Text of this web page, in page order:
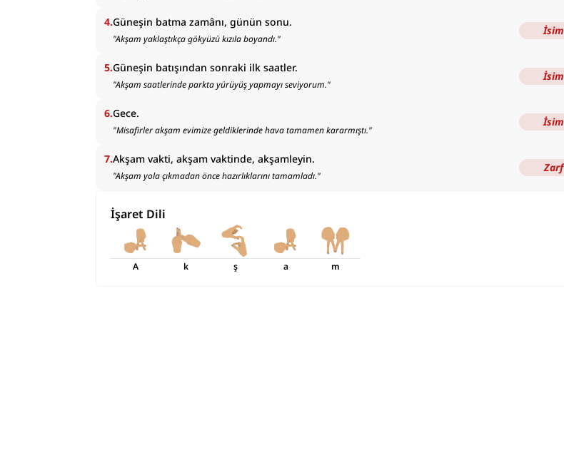
4.Güneşin batma zamânı, günün sonu.
"Akşam yaklaştıkça gökyüzü kızıla boyandı."
İsim
5.Güneşin batışından sonraki ilk saatler.
"Akşam saatlerinde parkta yürüyüş yapmayı seviyorum."
İsim
6.Gece.
"Misafirler akşam evimize geldiklerinde hava tamamen kararmıştı."
İsim
7.Akşam vakti, akşam vaktinde, akşamleyin.
"Akşam yola çıkmadan önce hazırlıklarını tamamladı."
Zarf
İşaret Dili
A k ş a m